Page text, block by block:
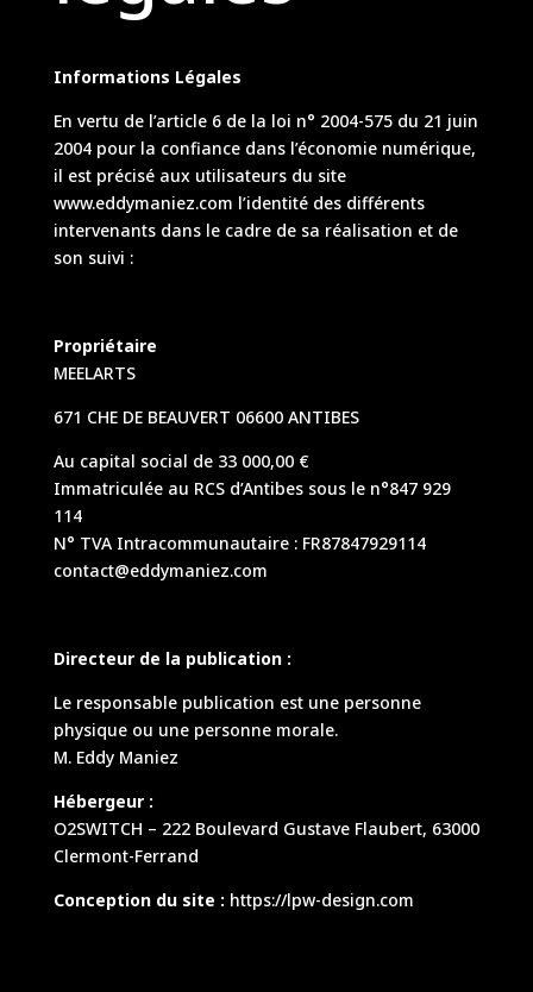
Informations Légales
En vertu de l’article 6 de la loi n° 2004-575 du 21 juin
2004 pour la confiance dans l’économie numérique,
il est précisé aux utilisateurs du site
www.eddymaniez.com l’identité des différents
intervenants dans le cadre de sa réalisation et de
son suivi :
Propriétaire
MEELARTS
671 CHE DE BEAUVERT 06600 ANTIBES
Au capital social de 33 000,00 €
Immatriculée au RCS d’Antibes sous le n°847 929
114
N° TVA Intracommunautaire : FR87847929114
contact@eddymaniez.com
Directeur de la publication :
Le responsable publication est une personne
physique ou une personne morale.
M. Eddy Maniez
Hébergeur :
O2SWITCH – 222 Boulevard Gustave Flaubert, 63000
Clermont-Ferrand
Conception du site : https://lpw-design.com